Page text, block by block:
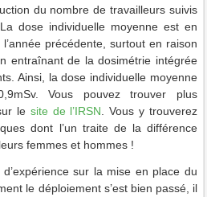
du nombre de travailleurs suivis
dose individuelle moyenne est en
précédente, surtout en raison
entraînant de la dosimétrie intégrée
Ainsi, la dose individuelle moyenne
Vous pouvez trouver plus
le site de l’IRSN . Vous y trouverez
dont l’un traite de la différence
femmes et hommes !
sur la mise en place du
le déploiement s’est bien passé, il